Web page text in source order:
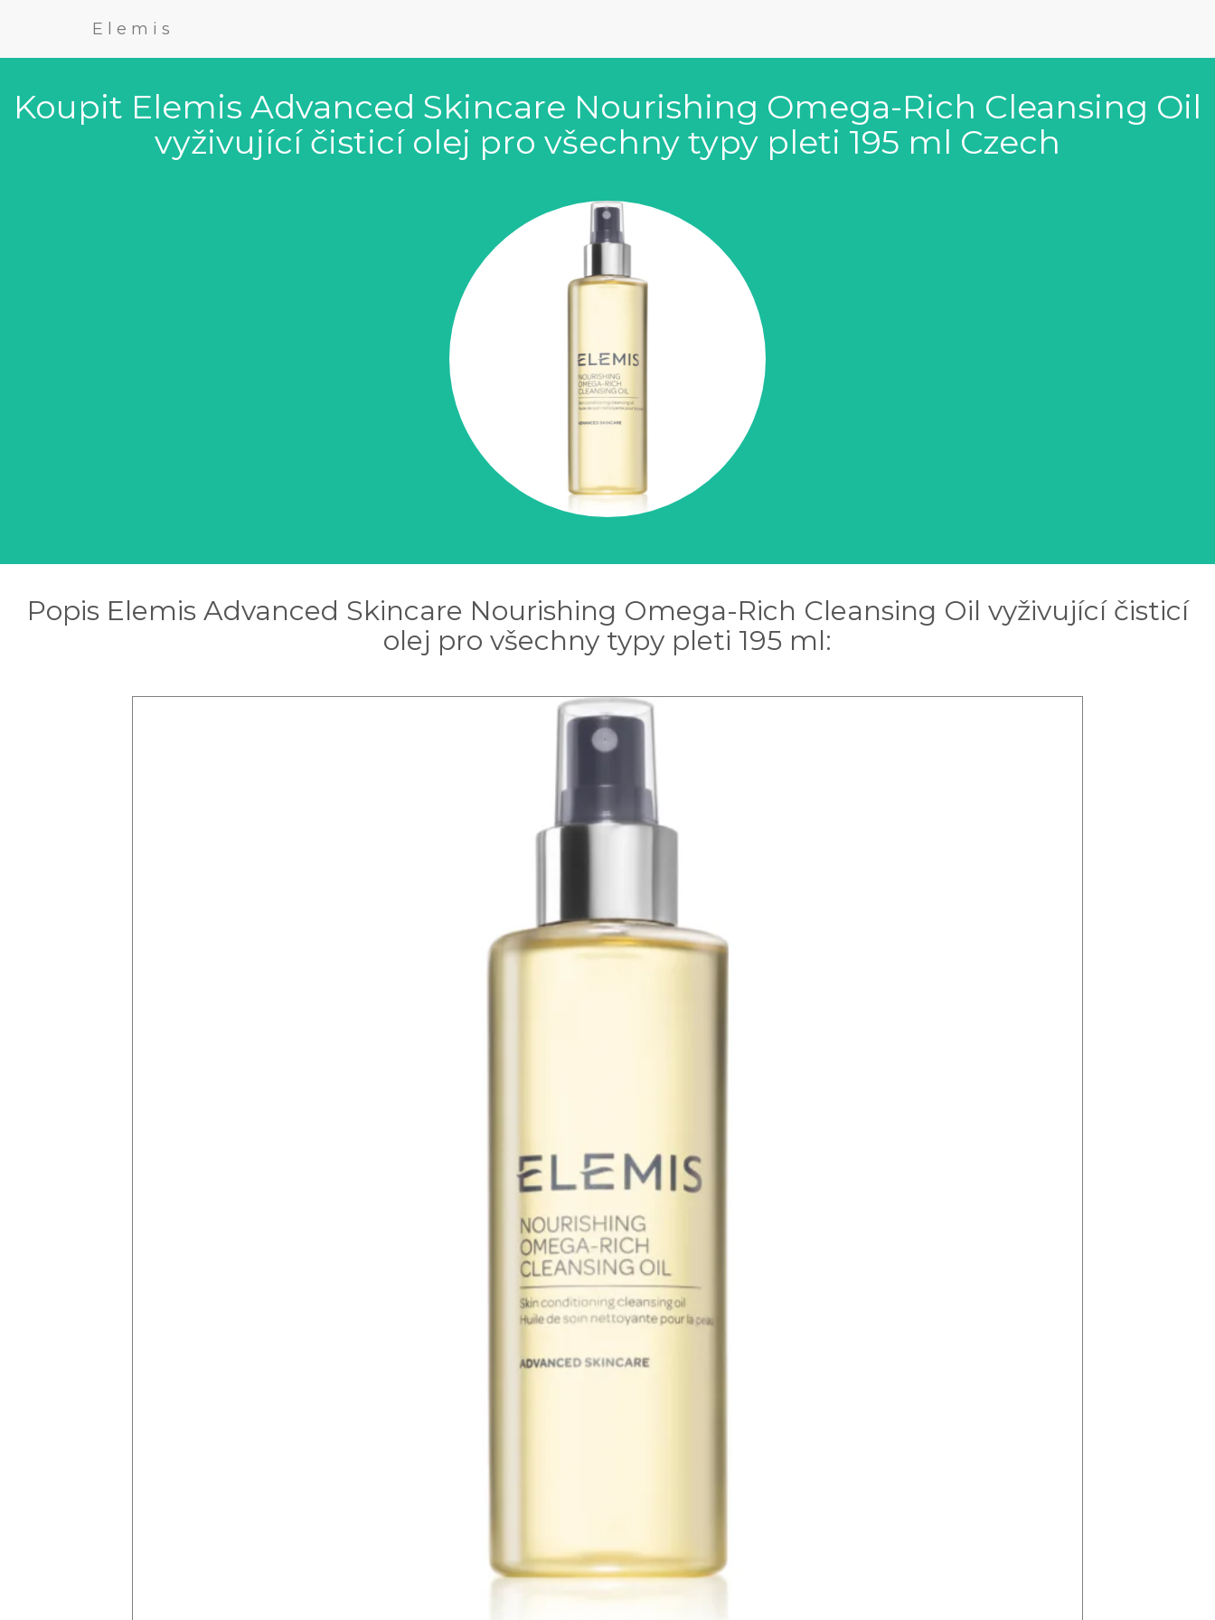
Elemis
Koupit Elemis Advanced Skincare Nourishing Omega-Rich Cleansing Oil
vyživující čisticí olej pro všechny typy pleti 195 ml Czech
Popis Elemis Advanced Skincare Nourishing Omega-Rich Cleansing Oil vyživující čisticí
olej pro všechny typy pleti 195 ml: